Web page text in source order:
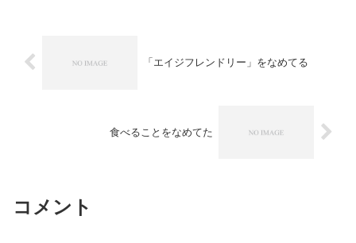
「エイジフレンドリー」をなめてる
食べることをなめてた
コメント